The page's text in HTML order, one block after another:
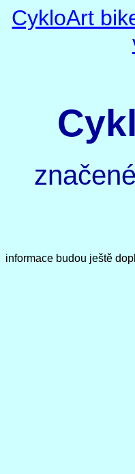
CykloArt
informace budou ještě